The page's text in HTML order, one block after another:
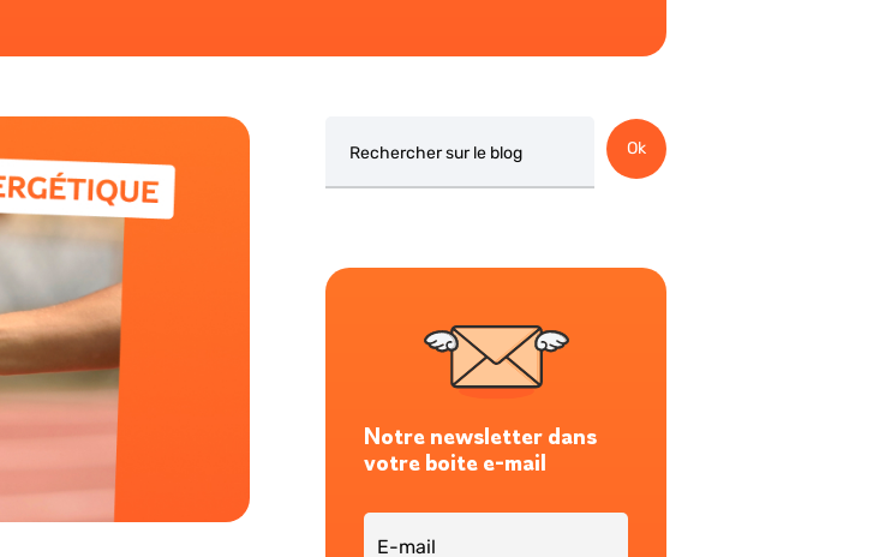
Ok
Notre newsletter dans
votre boite e-mail